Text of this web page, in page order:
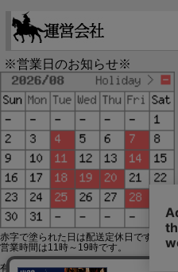
※営業日のお知らせ※
赤字で塗られた日は配送定休日です。
営業時間は11時～19時です。
有限会社ジップジップ SakuraStyle通販